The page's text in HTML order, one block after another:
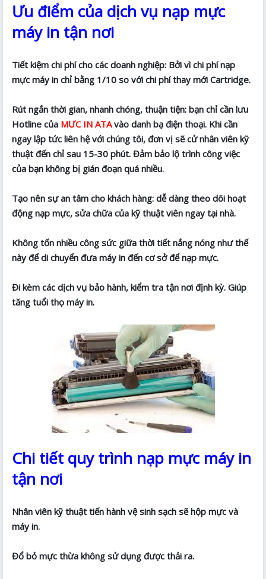
Ưu điểm của dịch vụ nạp mực
máy in tận nơi
Tiết kiệm chi phí cho các doanh nghiệp: Bởi vì chi phí nạp
mực máy in chỉ bằng 1/10 so với chi phí thay mới Cartridge.
Rút ngắn thời gian, nhanh chóng, thuận tiện: bạn chỉ cần lưu
Hotline của MƯC IN ATAvào danh bạ điện thoại. Khi cần
ngay lập tức liên hệ với chúng tôi, đơn vị sẽ cử nhân viên kỹ
thuật đến chỉ sau 15-30 phút. Đảm bảo lộ trình công việc
của bạn không bị gián đoạn quá nhiều.
Tạo nên sự an tâm cho khách hàng: dễ dàng theo dõi hoạt
động nạp mực, sửa chữa của kỹ thuật viên ngay tại nhà.
Không tốn nhiều công sức giữa thời tiết nắng nóng như thế
này để di chuyển đưa máy in đến cơ sở để nạp mực.
Đi kèm các dịch vụ bảo hành, kiểm tra tận nơi định kỳ. Giúp
tăng tuổi thọ máy in.
Chi tiết quy trình nạp mực máy in
tận nơi
Nhân viên kỹ thuật tiến hành vệ sinh sạch sẽ hộp mực và
máy in.
Đổ bỏ mực thừa không sử dụng được thải ra.